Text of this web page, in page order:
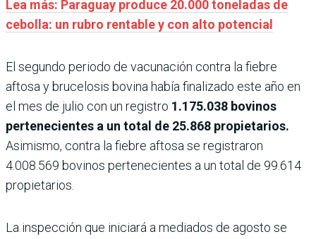
Lea más: Paraguay produce 20.000 toneladas de
cebolla: un rubro rentable y con alto potencial
El segundo periodo de vacunación contra la fiebre
aftosa y brucelosis bovina había finalizado este año en
el mes de julio con un registro 1.175.038 bovinos
pertenecientes a un total de 25.868 propietarios.
Asimismo, contra la fiebre aftosa se registraron
4.008.569 bovinos pertenecientes a un total de 99.614
propietarios.
La inspección que iniciará a mediados de agosto se